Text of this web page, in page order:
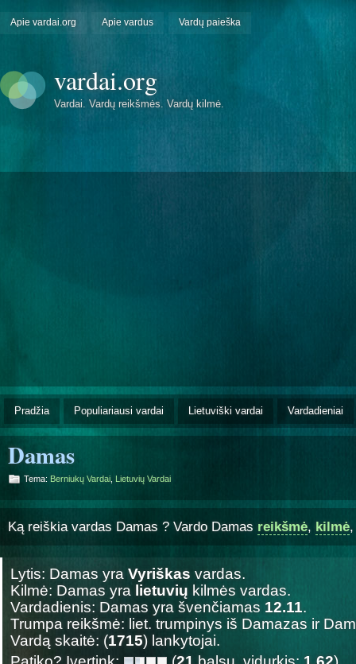
Apie vardai.org Apie vardus Vardų paieška
vardai.org
Vardai. Vardų reikšmės. Vardų kilmė.
Pradžia Populiariausi vardai Lietuviški vardai Vardadieniai
Damas
Tema: Berniukų Vardai Lietuvių Vardai
Ką reiškia vardas Damas ? Vardo Damas reikšmė, kilmė
Lytis: Damas yra Vyriškas vardas.
Kilmė: Damas yra lietuvių kilmės vardas.
Vardadienis: Damas yra švenčiamas 12.11.
Trumpa reikšmė: liet. trumpinys iš Damazas ir
Vardą skaitė: (1715) lankytojai.